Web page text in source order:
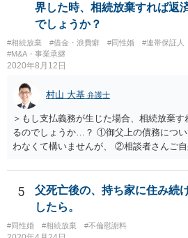
界した時、相続放棄すれば返
でしょうか？
#相続放棄 #借金・浪費癖 #同性婚 #連帯保証人
#M&A・事業承継
2020年8月12日
村山 大基 弁護士
＞もし支払義務が生じた場合、相続放棄
るのでしょうか…？ ①御父上の債務につ
わなくて構いませんが、 ②相談者さんご
いないので何とも言えません。 そもそも
印鑑証明まで用意して推定相続人にサイ
がします。 もし何らかの義務を相続放棄
ので、契約書の文面を持って、弁護士に相
します。
5
父死亡後の、持ち家に住み続
したら。
#同性婚 #相続放棄 #不倫慰謝料